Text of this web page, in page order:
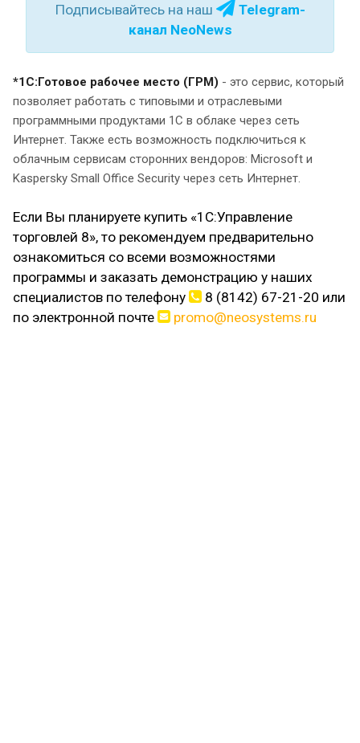
Подписывайтесь на наш
Telegram-
канал NeoNews
*1С:Готовое рабочее место (ГРМ) - это сервис, который
позволяет работать с типовыми и отраслевыми
программными продуктами 1С в облаке через сеть
Интернет. Также есть возможность подключиться к
облачным сервисам сторонних вендоров: Microsoft и
Kaspersky Small Office Security через сеть Интернет.
Если Вы планируете купить «1С:Управление
торговлей 8», то рекомендуем предварительно
ознакомиться со всеми возможностями
программы и заказать демонстрацию у наших
специалистов по телефону
8 (8142) 67-21-20 или
по электронной почте
promo@neosystems.ru